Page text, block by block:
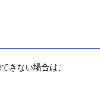
きない場合は、